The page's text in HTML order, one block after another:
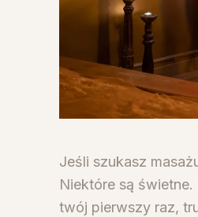
Jeśli szukasz
Niektóre są
twój pierwszy raz,